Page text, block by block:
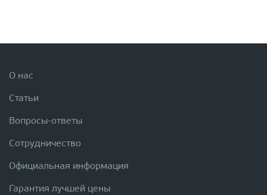
О нас
Статьи
Вопросы-ответы
Сотрудничество
Официальная информация
Гарантия лучшей цены